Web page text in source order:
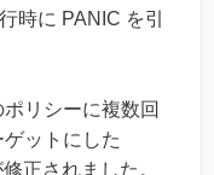
時に PANIC を引
リシーに複数回
ットにした
正されました。